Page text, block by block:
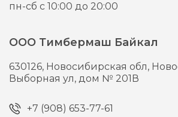
пн-сб с 10:00 до 20:00
ООО Тимбермаш Байкал
630126, Новосибирская обл,
Выборная ул, дом № 201В
+7 (908) 653-77-61